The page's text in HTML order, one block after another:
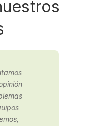
de
a